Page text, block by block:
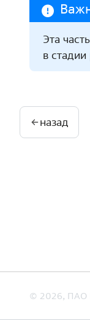
Эта
в стадии
назад
© 2026, ПАО